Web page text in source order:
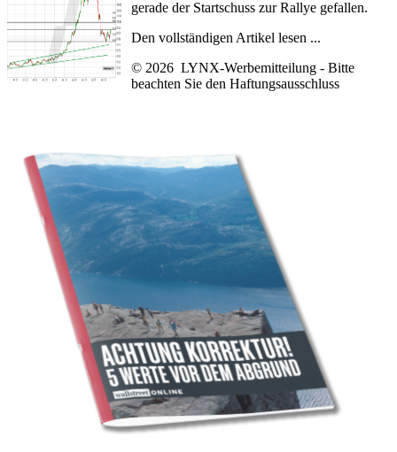
gerade der Startschuss zur Rallye gefallen.
Den vollständigen Artikel lesen ...
© 2026 LYNX-Werbemitteilung - Bitte
beachten Sie den Haftungsausschluss